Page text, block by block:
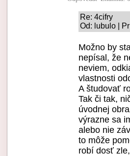
Re: 4cifry
Od: lubulo |
Možno by
nepísal, že
neviem,
vlastnosti
A študovať
Tak či tak,
úvodnej
výrazne sa
alebo nie
to môže
robí dosť